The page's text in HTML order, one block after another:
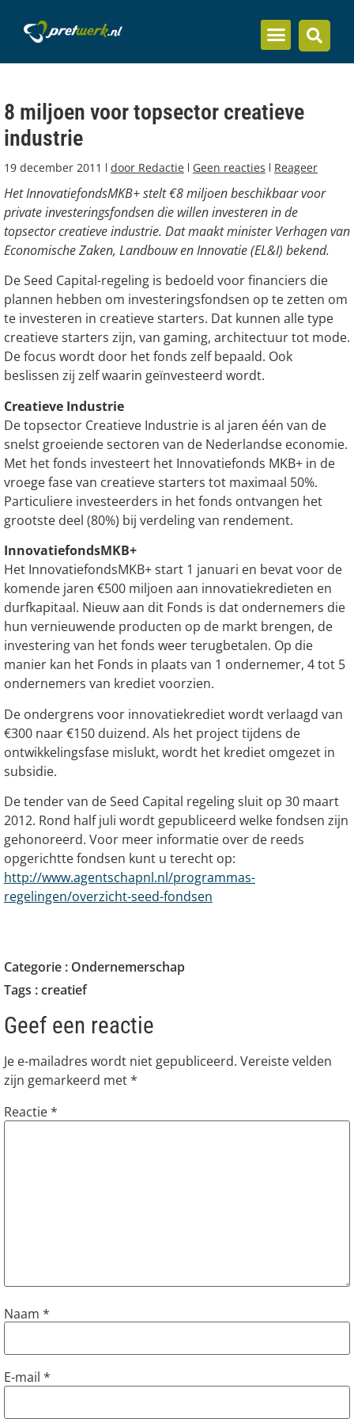
8 miljoen voor topsector creatieve
industrie
19 december 2011 door Redactie Geen reacties Reageer
Het InnovatiefondsMKB+ stelt €8 miljoen beschikbaar voor
private investeringsfondsen die willen investeren in de
topsector creatieve industrie. Dat maakt minister Verhagen van
Economische Zaken, Landbouw en Innovatie (EL&I) bekend.
De Seed Capital-regeling is bedoeld voor financiers die
plannen hebben om investeringsfondsen op te zetten om
te investeren in creatieve starters. Dat kunnen alle type
creatieve starters zijn, van gaming, architectuur tot mode.
De focus wordt door het fonds zelf bepaald. Ook
beslissen zij zelf waarin geïnvesteerd wordt.
Creatieve Industrie
De topsector Creatieve Industrie is al jaren één van de
snelst groeiende sectoren van de Nederlandse economie.
Met het fonds investeert het Innovatiefonds MKB+ in de
vroege fase van creatieve starters tot maximaal 50%.
Particuliere investeerders in het fonds ontvangen het
grootste deel (80%) bij verdeling van rendement.
InnovatiefondsMKB+
Het InnovatiefondsMKB+ start 1 januari en bevat voor de
komende jaren €500 miljoen aan innovatiekredieten en
durfkapitaal. Nieuw aan dit Fonds is dat ondernemers die
hun vernieuwende producten op de markt brengen, de
investering van het fonds weer terugbetalen. Op die
manier kan het Fonds in plaats van 1 ondernemer, 4 tot 5
ondernemers van krediet voorzien.
De ondergrens voor innovatiekrediet wordt verlaagd van
€300 naar €150 duizend. Als het project tijdens de
ontwikkelingsfase mislukt, wordt het krediet omgezet in
subsidie.
De tender van de Seed Capital regeling sluit op 30 maart
2012. Rond half juli wordt gepubliceerd welke fondsen zijn
gehonoreerd. Voor meer informatie over de reeds
opgerichtte fondsen kunt u terecht op:
http://www.agentschapnl.nl/programmas-
regelingen/overzicht-seed-fondsen
Categorie : Ondernemerschap
Tags :creatief
Geef een reactie
Je e-mailadres wordt niet gepubliceerd. Vereiste velden
zijn gemarkeerd met*
Reactie*
Naam *
E-mail *